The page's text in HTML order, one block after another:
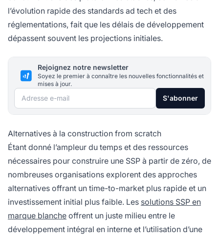
l’évolution rapide des standards ad tech et des
réglementations, fait que les délais de développement
dépassent souvent les projections initiales.
Rejoignez notre newsletter
Soyez le premier à connaître les nouvelles fonctionnalités et
mises à jour.
Adresse e-mail S'abonner
Alternatives à la construction from scratch
Étant donné l’ampleur du temps et des ressources
nécessaires pour construire une SSP à partir de zéro, de
nombreuses organisations explorent des approches
alternatives offrant un time-to-market plus rapide et un
investissement initial plus faible. Les solutions SSP en
marque blanche offrent un juste milieu entre le
développement intégral en interne et l’utilisation d’une